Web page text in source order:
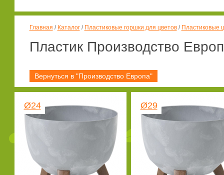
Главная / Каталог/ Пластиковые горшки для цветов/ Пластиковые
Пластик Производство
Вернуться в "Производство Европа"
Ø24 Ø29